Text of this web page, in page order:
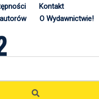
Kontakt
O Wydawnictwie!